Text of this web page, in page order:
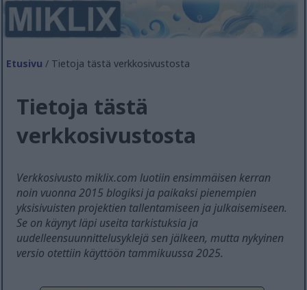
Etusivu / Tietoja tästä verkkosivustosta
Tietoja tästä
verkkosivustosta
Verkkosivusto miklix.com luotiin ensimmäisen kerran
noin vuonna 2015 blogiksi ja paikaksi pienempien
yksisivuisten projektien tallentamiseen ja julkaisemiseen.
Se on käynyt läpi useita tarkistuksia ja
uudelleensuunnittelusyklejä sen jälkeen, mutta nykyinen
versio otettiin käyttöön tammikuussa 2025.